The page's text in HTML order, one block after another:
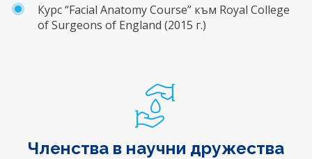
Курс “Facial Anatomy Course” към Royal College
of Surgeons of England (2015 г.)
Членства в научни дружества